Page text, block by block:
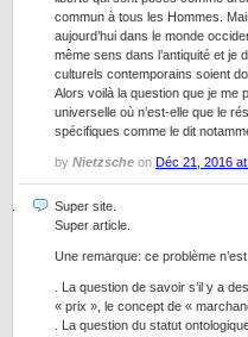
commun à tous les Hommes.
aujourd’hui dans le monde
même sens dans l’antiquité et je
culturels contemporains soient
Alors voilà la question que je me
universelle où n’est-elle que le
spécifiques comme le dit
by Nietzsche on Déc 21, 2016
Super site.
Super article.
Une remarque: ce problème
. La question de savoir s’il y a
« prix », le concept de «
. La question du statut